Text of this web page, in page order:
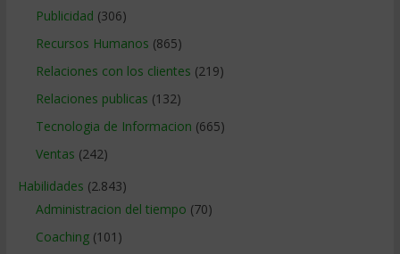
Publicidad (306)
Recursos Humanos (865)
Relaciones con los clientes (219)
Relaciones publicas (132)
Tecnologia de Informacion (665)
Ventas (242)
Habilidades (2.843)
Administracion del tiempo (70)
Coaching(101)